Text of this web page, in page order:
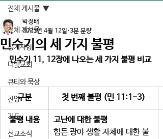
전체 게시물
공지사항
더빛교회
큐티와 묵상
찬양
기도
선교소식
전체 게시물
민수기의 세 가지 불평
박정배
2025년 4월 12일 3분 분량
민수기 11, 12장에 나오는 세 가지 불평 비교
구분 첫 번째 불평 (민 11:1-3)
불평 내용
고난에 대한 불평
힘든 광야 생활 자체에 대한 불